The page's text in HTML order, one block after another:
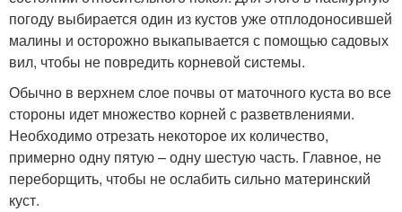
погоду выбирается один из кустов уже отплодоносившей
малины и осторожно выкапывается с помощью садовых
вил, чтобы не повредить корневой системы.
Обычно в верхнем слое почвы от маточного куста во все
стороны идет множество корней с разветвлениями.
Необходимо отрезать некоторое их количество,
примерно одну пятую – одну шестую часть. Главное, не
переборщить, чтобы не ослабить сильно материнский
куст.